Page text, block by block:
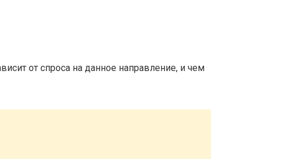
от спроса на данное направление, и чем